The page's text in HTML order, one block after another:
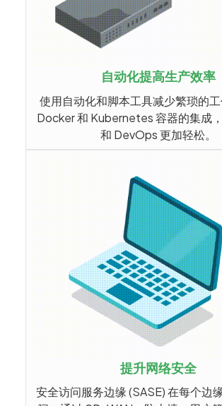
自动化提高生产效率
使用自动化和脚本工具减少繁琐的
Docker 和 Kubernetes 容器的集成
和 DevOps 更加轻松。
提升网络安全
安全访问服务边缘 (SASE) 在每个边